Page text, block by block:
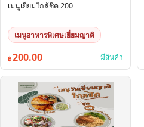
เมนูเยี่ยมใกล้ชิด 200
เมนูอาหารพิเศษเยี่ยมญาติ
฿200.00 มีสินค้า